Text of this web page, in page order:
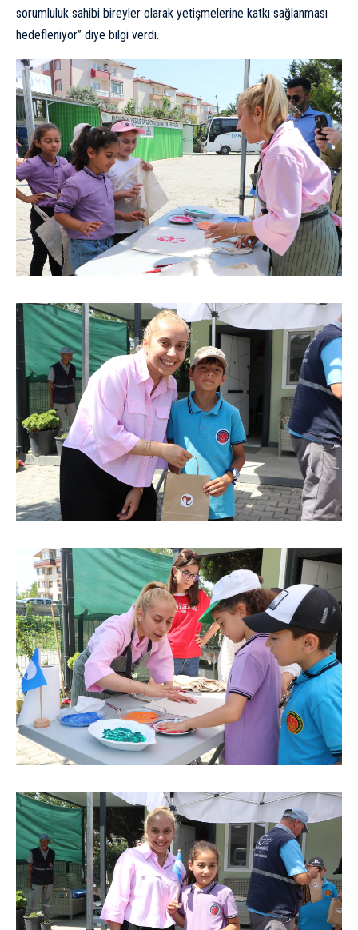
sorumluluk sahibi bireyler olarak yetişmelerine katkı sağlanması
hedefleniyor” diye bilgi verdi.